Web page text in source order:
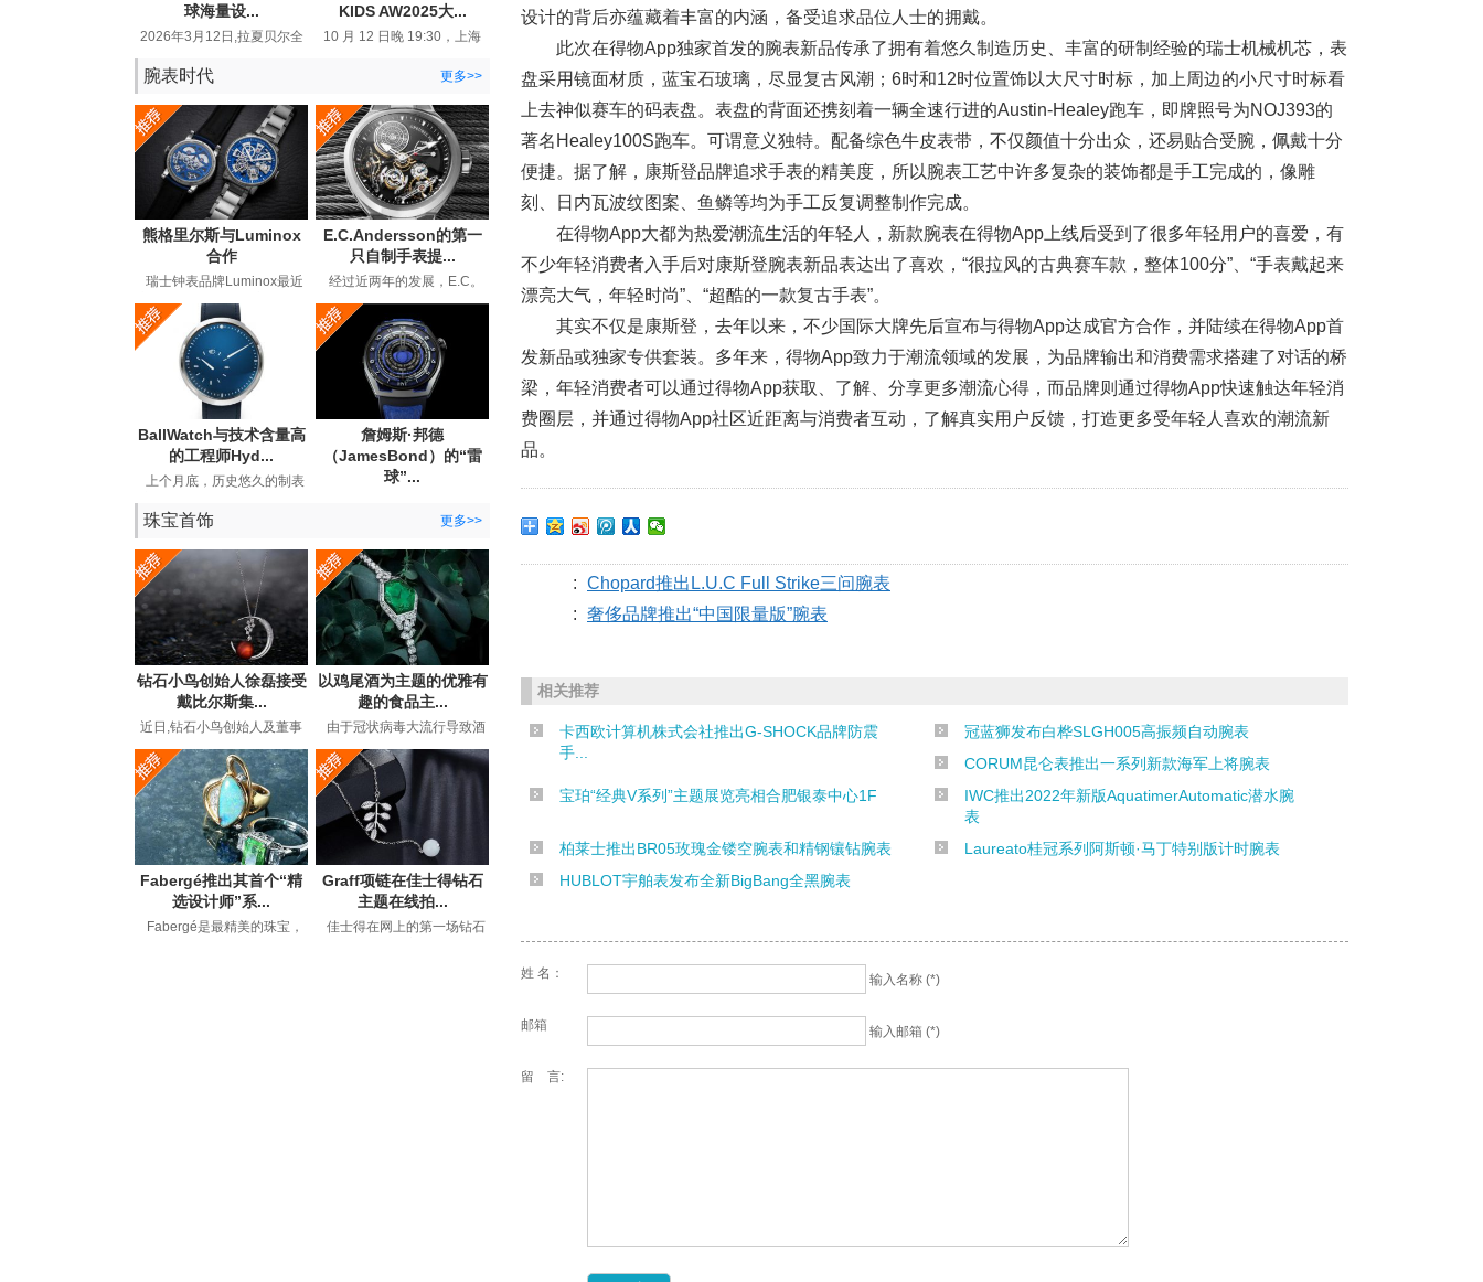
球海量设...
2026年3月12日,拉夏贝尔全
在浙江嘉兴举行。这个28年
国民...
KIDS AW2025大...
10 月 12 日晚 19:30，上海
热烈所笼罩。以 “北欧精灵 ...
腕表时代 更多>>
熊格里尔斯与Luminox
合作
瑞士钟表品牌Luminox最近
作关系，并推出了他...
E.C.Andersson的第一
只自制手表提...
经过近两年的发展，E.C。
期待已久的手工手表。...
BallWatch与技术含量高
的工程师Hyd...
上个月底，历史悠久的制表
史中的专用工具表而...
詹姆斯·邦德
（JamesBond）的“雷
球”...
（JamesBond）在长期的电
珠宝首饰 更多>>
钻石小鸟创始人徐磊接受
戴比尔斯集...
近日,钻石小鸟创始人及董事
专访,讲述了在后疫情时代下
如...
以鸡尾酒为主题的优雅有
趣的食品主...
由于冠状病毒大流行导致酒
有了全新的含义。过...
Fabergé推出其首个“精
选设计师”系...
Fabergé是最精美的珠宝，
Graff项链在佳士得钻石
主题在线拍...
佳士得在网上的第一场钻石
设计的背后亦蕴藏着丰富的内涵，备受追求品位人士的拥戴。
此次在得物App独家首发的腕表新品传承了拥有着悠久制造历史、丰富的研制经验的瑞士机械机芯，表
盘采用镜面材质，蓝宝石玻璃，尽显复古风潮；6时和12时位置饰以大尺寸时标，加上周边的小尺寸时标看
上去神似赛车的码表盘。表盘的背面还携刻着一辆全速行进的Austin-Healey跑车，即牌照号为NOJ393的
著名Healey100S跑车。可谓意义独特。配备综色牛皮表带，不仅颜值十分出众，还易贴合受腕，佩戴十分
便捷。据了解，康斯登品牌追求手表的精美度，所以腕表工艺中许多复杂的装饰都是手工完成的，像雕
刻、日内瓦波纹图案、鱼鳞等均为手工反复调整制作完成。
在得物App大都为热爱潮流生活的年轻人，新款腕表在得物App上线后受到了很多年轻用户的喜爱，有
不少年轻消费者入手后对康斯登腕表新品表达出了喜欢，“很拉风的古典赛车款，整体100分”、“手表戴起来
漂亮大气，年轻时尚”、“超酷的一款复古手表”。
其实不仅是康斯登，去年以来，不少国际大牌先后宣布与得物App达成官方合作，并陆续在得物App首
发新品或独家专供套装。多年来，得物App致力于潮流领域的发展，为品牌输出和消费需求搭建了对话的桥
梁，年轻消费者可以通过得物App获取、了解、分享更多潮流心得，而品牌则通过得物App快速触达年轻消
费圈层，并通过得物App社区近距离与消费者互动，了解真实用户反馈，打造更多受年轻人喜欢的潮流新
品。
: Chopard推出L.U.C Full Strike三问腕表
: 奢侈品牌推出“中国限量版”腕表
相关推荐
卡西欧计算机株式会社推出G-SHOCK品牌防震
手...
冠蓝狮发布白桦SLGH005高振频自动腕表
CORUM昆仑表推出一系列新款海军上将腕表
宝珀“经典V系列”主题展览亮相合肥银泰中心1F
IWC推出2022年新版AquatimerAutomatic潜水腕
表
柏莱士推出BR05玫瑰金镂空腕表和精钢镶钻腕表
Laureato桂冠系列阿斯顿·马丁特别版计时腕表
HUBLOT宇舶表发布全新BigBang全黑腕表
姓 名： 输入名称 (*)
邮箱 输入邮箱 (*)
留 言: